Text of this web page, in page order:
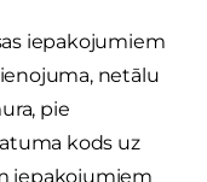
iepakojumiem
netālu
pie
kods uz
iepakojumiem